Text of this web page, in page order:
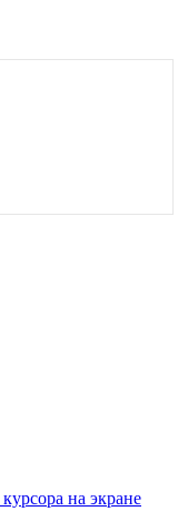
на экране